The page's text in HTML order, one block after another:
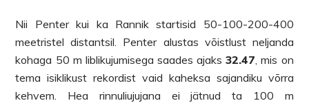
Nii Penter kui ka Rannik startisid 50-100-200-400
meetristel distantsil. Penter alustas võistlust neljanda
kohaga 50 m liblikujumisega saades ajaks32.47 , mis on
tema isiklikust rekordist vaid kaheksa sajandiku võrra
kehvem. Hea rinnuliujujana ei jätnud ta 100 m